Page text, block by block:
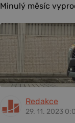
Minulý měsíc
Redakce
29. 11. 2023